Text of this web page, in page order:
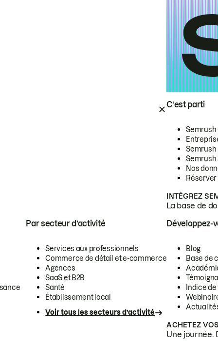
C’est parti
Semrush
Semrush
Semrush
Nos
INTÉGREZ
La base de
Par secteur d’activité
Services aux professionnels
Commerce de détail et e-commerce
Agences
SaaS et B2B
Santé
Établissement local
Voir tous les secteurs d’activité
Développez-
Blog
Base de
Indice
ACHETEZ
Une journée.